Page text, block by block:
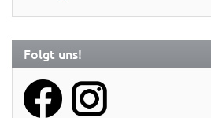
Folgt uns!